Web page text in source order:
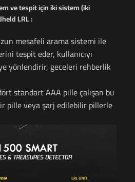
ve tespit için iki sistem (iki
LRL :
mesafeli arama sistemi ile
tespit eder, kullanıcıyı
yönlendirir, geceleri rehberlik
standart AAA pille çalışan bu
pille veya şarj edilebilir pillerle